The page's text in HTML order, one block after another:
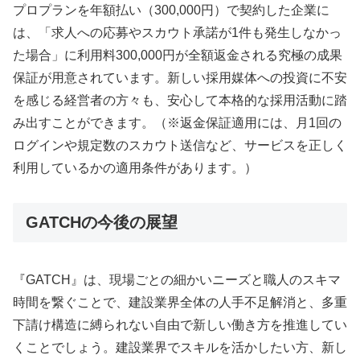
プロプランを年額払い（300,000円）で契約した企業に
は、「求人への応募やスカウト承諾が1件も発生しなかっ
た場合」に利用料300,000円が全額返金される究極の成果
保証が用意されています。新しい採用媒体への投資に不安
を感じる経営者の方々も、安心して本格的な採用活動に踏
み出すことができます。（※返金保証適用には、月1回の
ログインや規定数のスカウト送信など、サービスを正しく
利用しているかの適用条件があります。）
GATCHの今後の展望
『GATCH』は、現場ごとの細かいニーズと職人のスキマ
時間を繋ぐことで、建設業界全体の人手不足解消と、多重
下請け構造に縛られない自由で新しい働き方を推進してい
くことでしょう。建設業界でスキルを活かしたい方、新し